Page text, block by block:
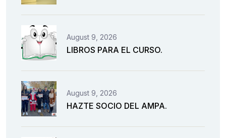
August 9, 2026
LIBROS PARA EL CURSO.
August 9, 2026
HAZTE SOCIO DEL AMPA.